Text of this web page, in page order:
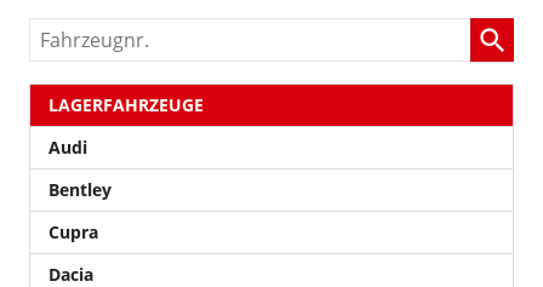
Fahrzeugnr.
LAGERFAHRZEUGE
Audi
Bentley
Cupra
Dacia